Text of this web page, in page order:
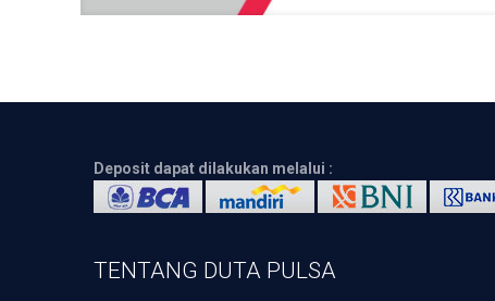
Deposit dapat dilakukan melalui :
TENTANG DUTA PULSA